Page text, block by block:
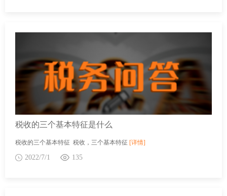
税收的三个基本特征是什么
税收的三个基本特征 税收，三个基本特征 [详情]
2022/7/1 135